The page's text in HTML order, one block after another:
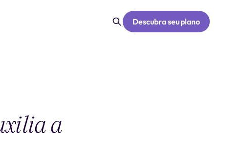
Descubra seu plano
a